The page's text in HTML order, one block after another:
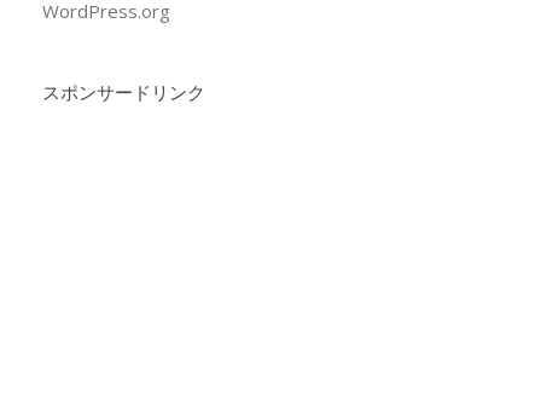
WordPress.org
スポンサードリンク